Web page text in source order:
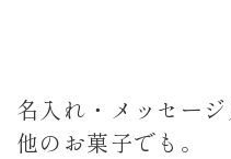
名入れ・メッセージ
他のお菓子でも。